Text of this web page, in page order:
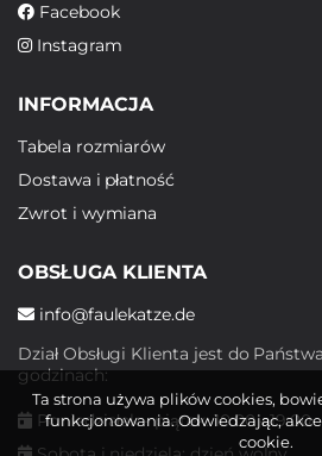
Facebook
Instagram
INFORMACJA
Tabela rozmiarów
Dostawa i płatność
Zwrot i wymiana
OBSŁUGA KLIENTA
info@faulekatze.de
Dział Obsługi Klienta jest do
godzinach:
Poniedziałek - piątek: 10:00 - 19:00
Ta strona używa plików cookies,
funkcjonowania. Odwiedzając,
cookie.